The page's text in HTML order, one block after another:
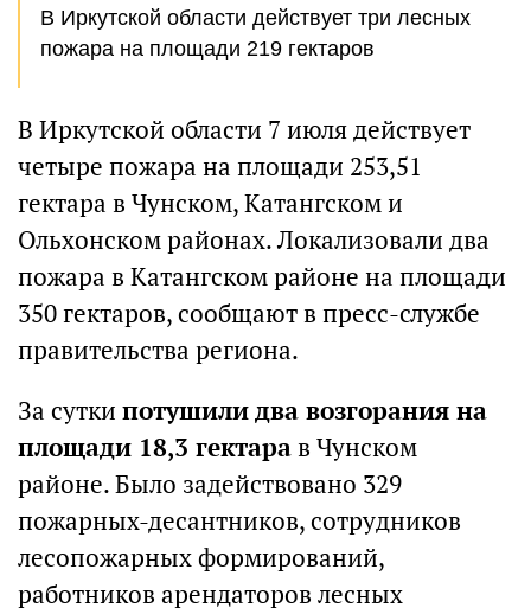
В Иркутской области действует три лесных
пожара на площади 219 гектаров
В Иркутской области 7 июля действует
четыре пожара на площади 253,51
гектара в Чунском, Катангском и
Ольхонском районах. Локализовали два
пожара в Катангском районе на площади
350 гектаров, сообщают в пресс-службе
правительства региона.
За сутки потушили два возгорания на
площади 18,3 гектарав Чунском
районе. Было задействовано 329
пожарных-десантников, сотрудников
лесопожарных формирований,
работников арендаторов лесных